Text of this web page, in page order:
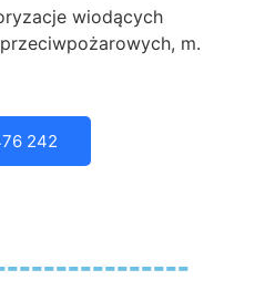
wiodących
m.
242